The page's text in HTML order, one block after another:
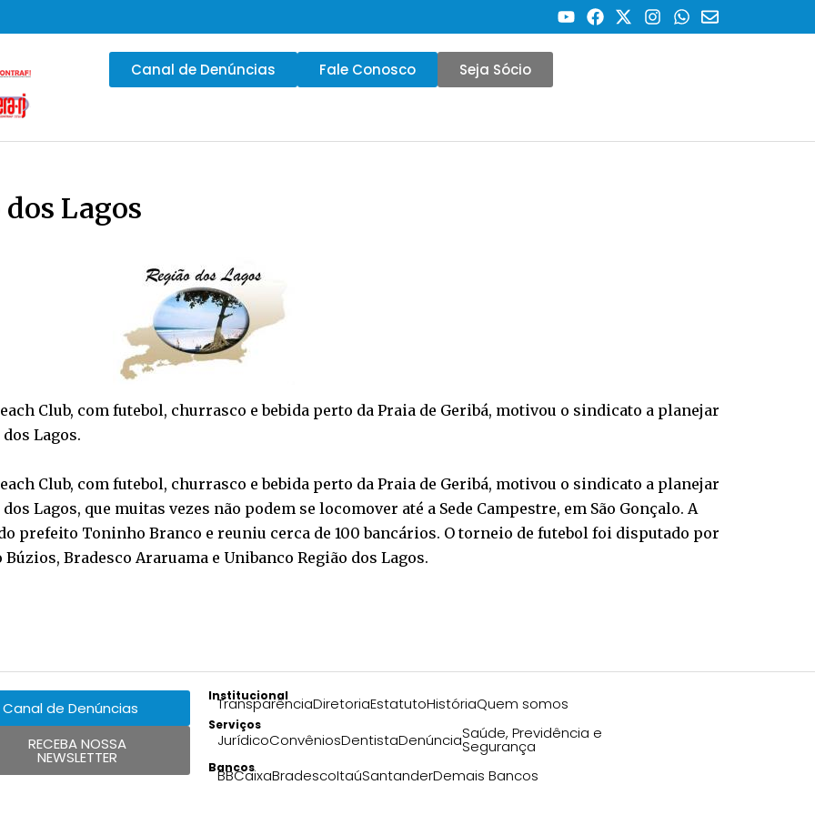
Canal de Denúncias Fale Conosco Seja Sócio
Lagos
Club, com futebol, churrasco e bebida perto da Praia de Geribá, motivou o sindicato a planejar
Lagos.
Club, com futebol, churrasco e bebida perto da Praia de Geribá, motivou o sindicato a planejar
Lagos, que muitas vezes não podem se locomover até a Sede Campestre, em São Gonçalo. A
prefeito Toninho Branco e reuniu cerca de 100 bancários. O torneio de futebol foi disputado por
Bradesco Araruama e Unibanco Região dos Lagos.
Canal de Denúncias
RECEBA NOSSA
NEWSLETTER
Institucional
TransparênciaDiretoriaEstatutoHistóriaQuem somos
Serviços
JurídicoConvêniosDentistaDenúnciaSaúde, Previdência e
Segurança
Bancos
BBCaixaBradescoItaúSantanderDemais Bancos